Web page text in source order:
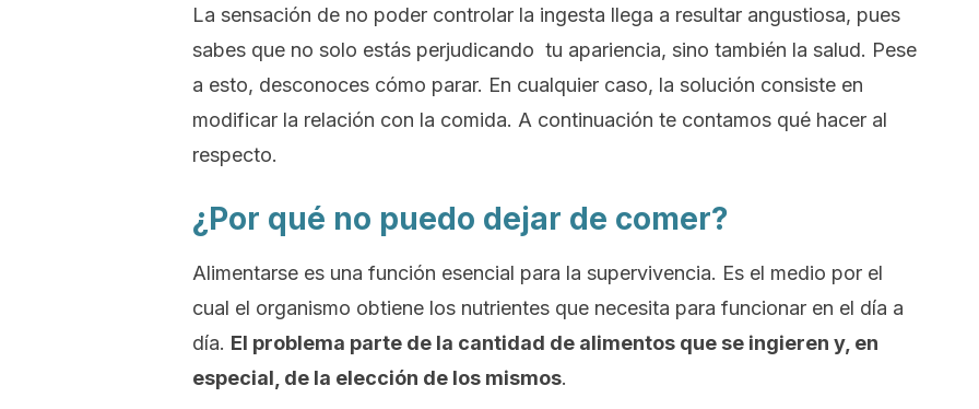
La sensación de no poder controlar la ingesta llega a resultar angustiosa, pues
sabes que no solo estás perjudicando tu apariencia, sino también la salud. Pese
a esto, desconoces cómo parar. En cualquier caso, la solución consiste en
modificar la relación con la comida. A continuación te contamos qué hacer al
respecto.
¿Por qué no puedo dejar de comer?
Alimentarse es una función esencial para la supervivencia. Es el medio por el
cual el organismo obtiene los nutrientes que necesita para funcionar en el día a
día. El problema parte de la cantidad de alimentos que se ingieren y, en
especial, de la elección de los mismos.